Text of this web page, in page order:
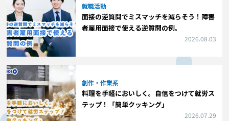
就職活動
面接の逆質問でミスマッチを減らそう！障害
者雇用面接で使える逆質問の例。
2026.08.03
創作・作業系
料理を手軽においしく。自信をつけて就労ス
テップ！「簡単クッキング」
2026.07.29